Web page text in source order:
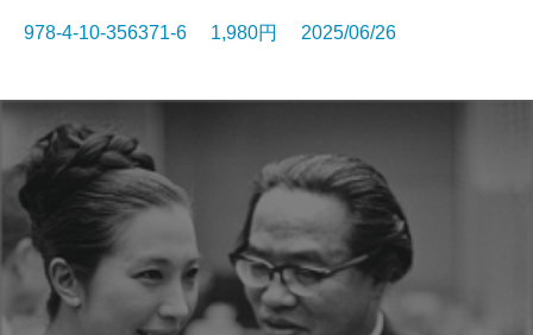
978-4-10-356371-6 1,980円 2025/06/26